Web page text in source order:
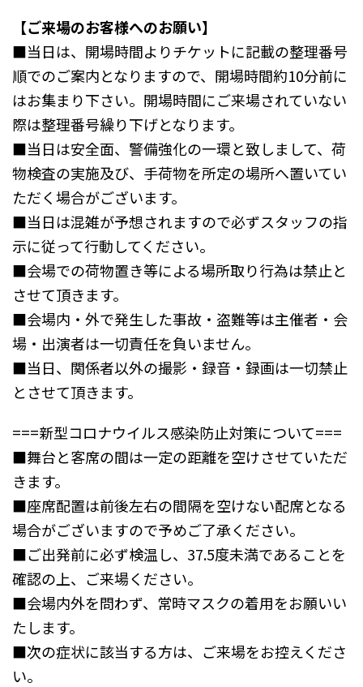
【ご来場のお客様へのお願い】
■当日は、開場時間よりチケットに記載の整理番号
順でのご案内となりますので、開場時間約10分前に
はお集まり下さい。開場時間にご来場されていない
際は整理番号繰り下げとなります。
■当日は安全面、警備強化の一環と致しまして、荷
物検査の実施及び、手荷物を所定の場所へ置いてい
ただく場合がございます。
■当日は混雑が予想されますので必ずスタッフの指
示に従って行動してください。
■会場での荷物置き等による場所取り行為は禁止と
させて頂きます。
■会場内・外で発生した事故・盗難等は主催者・会
場・出演者は一切責任を負いません。
■当日、関係者以外の撮影・録音・録画は一切禁止
とさせて頂きます。
===新型コロナウイルス感染防止対策について===
■舞台と客席の間は一定の距離を空けさせていただ
きます。
■座席配置は前後左右の間隔を空けない配席となる
場合がございますので予めご了承ください。
■ご出発前に必ず検温し、37.5度未満であることを
確認の上、ご来場ください。
■会場内外を問わず、常時マスクの着用をお願いい
たします。
■次の症状に該当する方は、ご来場をお控えくださ
い。